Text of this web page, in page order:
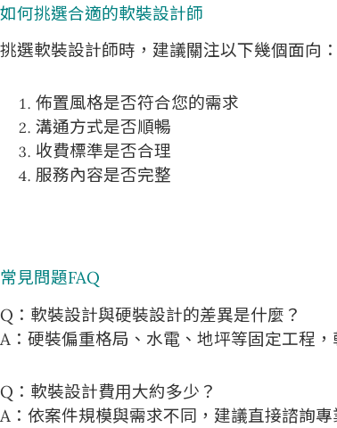
如何挑選合適的軟裝設計師
挑選軟裝設計師時，建議關注以下幾個面向：
佈置風格是否符合您的需求
溝通方式是否順暢
收費標準是否合理
服務內容是否完整
常見問題FAQ
Q：軟裝設計與硬裝設計的差異是什麼？
A：硬裝偏重格局、水電、地坪等固定工程
Q：軟裝設計費用大約多少？
A：依案件規模與需求不同，建議直接諮詢專